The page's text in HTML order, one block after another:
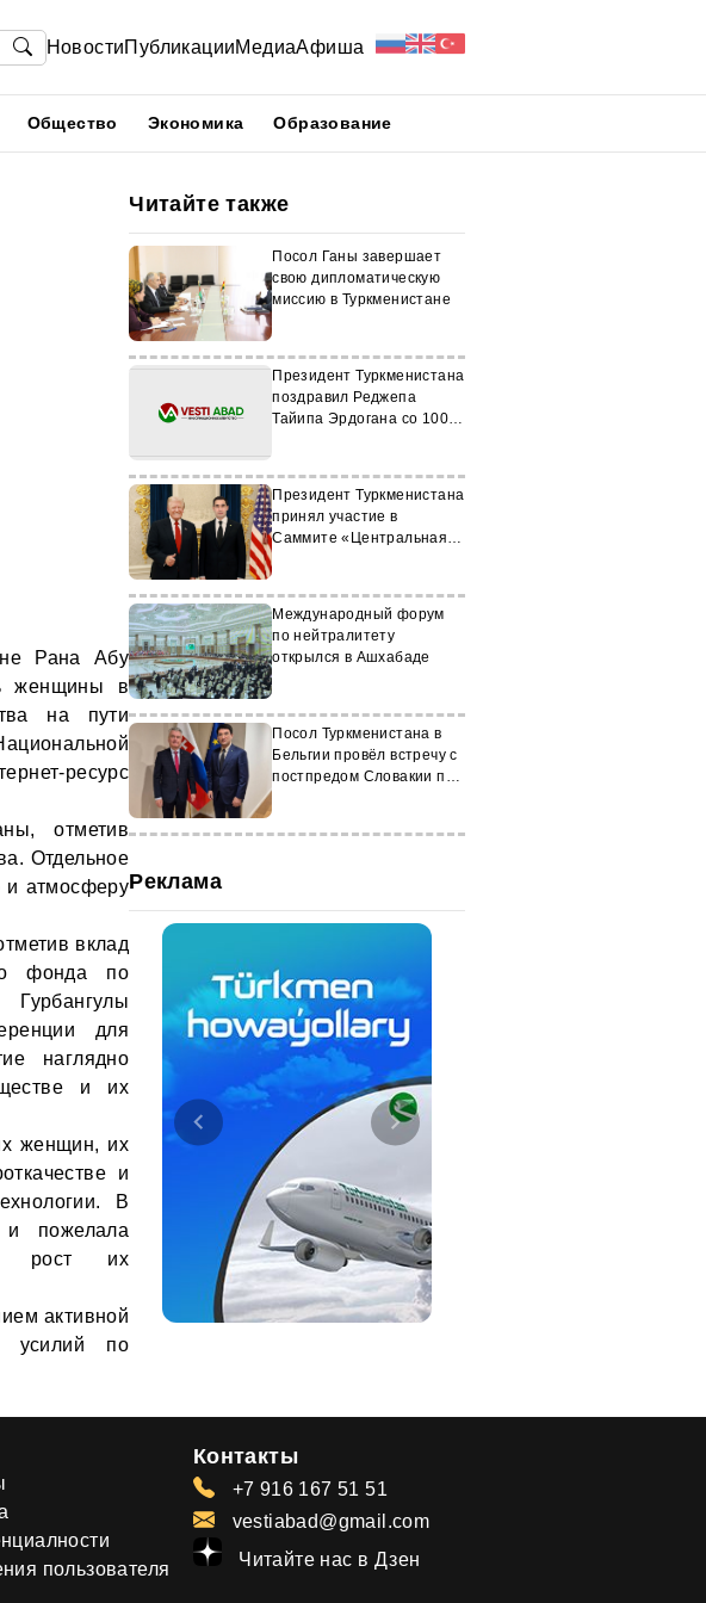
НовостиПубликацииМедиаАфиша
Общество Экономика Образование
Рана Абу
женщины в
на пути
ресурс
отметив
Отдельное
и атмосферу
вклад
фонда по
для
наглядно
и их
женщин, их
и
В
и пожелала
рост их
активной
усилий по
Читайте также
Посол Ганы завершает
свою дипломатическую
миссию в Туркменистане
Президент Туркменистана
поздравил Реджепа
Тайипа Эрдогана со 100-
Президент Туркменистана
принял участие в
Саммите «Центральная
Международный форум
по нейтралитету
открылся в Ашхабаде
Посол Туркменистана в
Бельгии провёл встречу с
постпредом Словакии при
Реклама
пользователя
Контакты
+7 916 167 51 51
vestiabad@gmail.com
Читайте нас в Дзен